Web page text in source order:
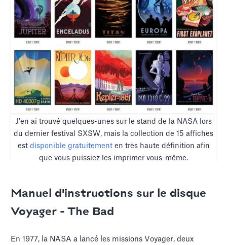
J'en ai trouvé quelques-unes sur le stand de la NASA lors
du dernier festival SXSW, mais la collection de 15 affiches
est disponible gratuitementen très haute définition afin
que vous puissiez les imprimer vous-même.
Manuel d'instructions sur le disque
Voyager - The Bad
En 1977, la NASA a lancé les missions Voyager, deux